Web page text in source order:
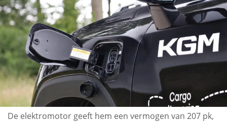
De elektromotor geeft hem een vermogen van 207 pk,